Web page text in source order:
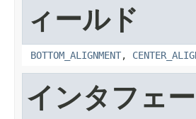
ィールド
BOTTOM_ALIGNMENT,
インタフェー